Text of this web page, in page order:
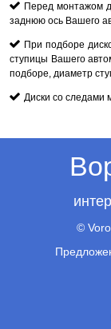
Перед монтажом
заднюю ось Вашего
При подборе
ступицы Вашего
подборе, диаметр
Диски со следами
©